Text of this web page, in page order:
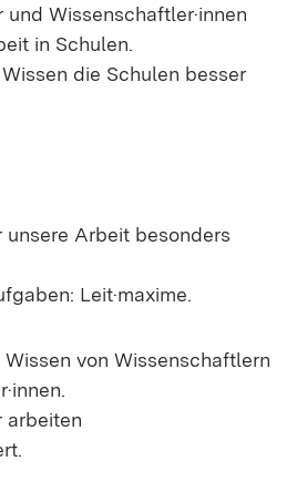
Wissenschaftler·innen
in Schulen.
die Schulen besser
Arbeit besonders
Leit·maxime.
von Wissenschaftlern
arbeiten